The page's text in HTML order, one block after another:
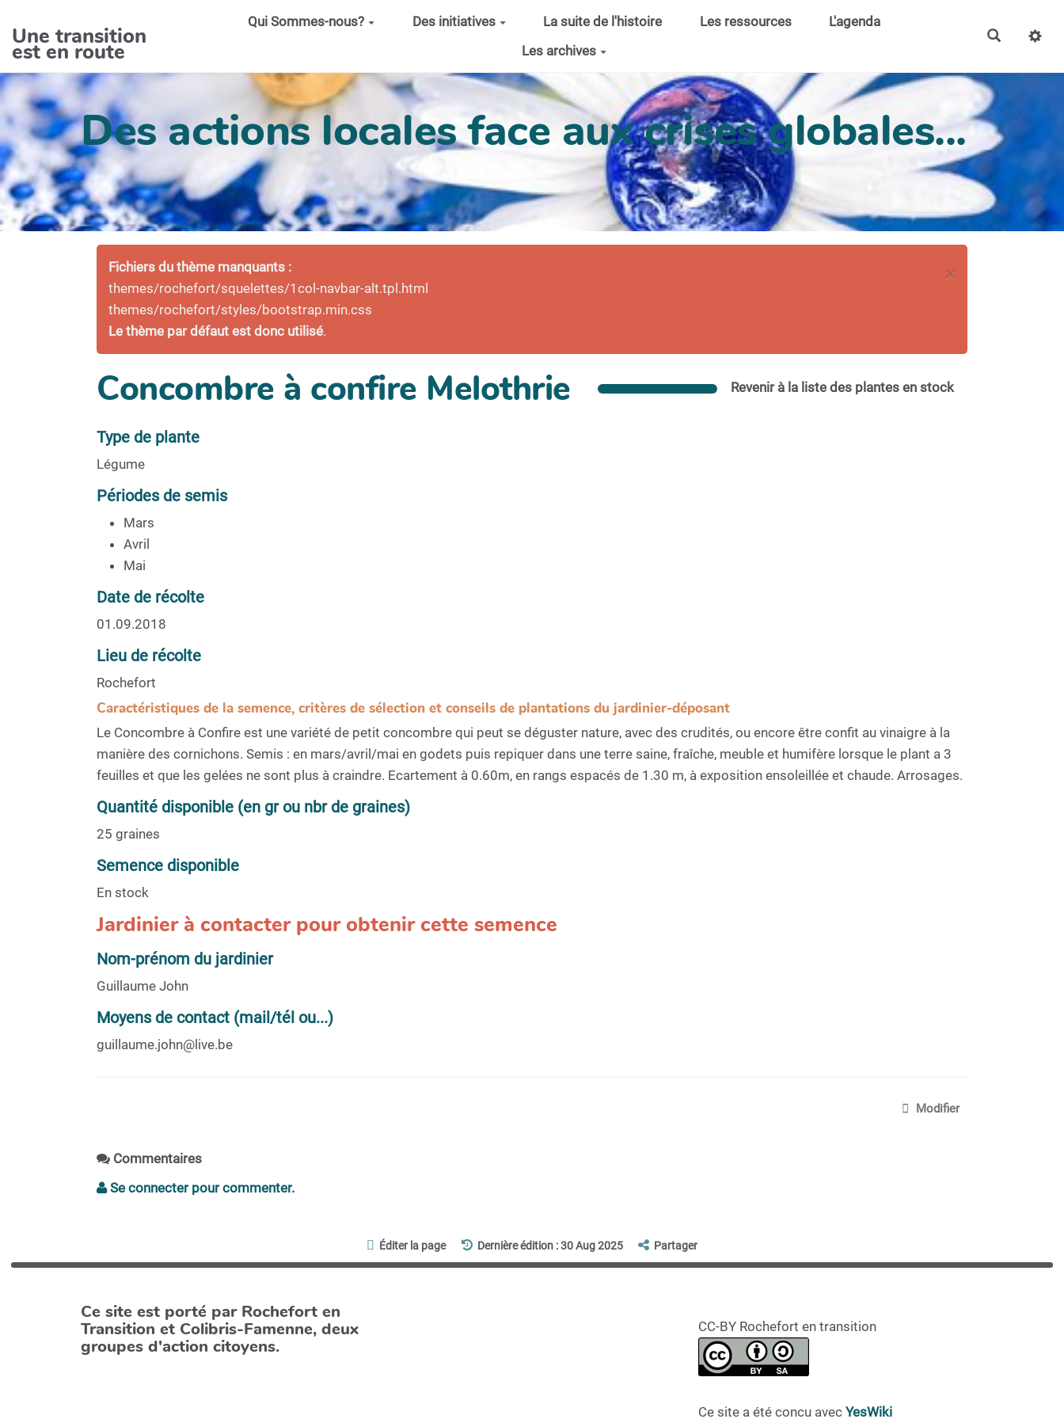
Une transition
est en route
Qui Sommes-nous? Des initiatives La suite de l'histoire Les ressources
L'agenda
Les archives
Des actions locales face aux crises globales...
×
Fichiers du thème manquants :
themes/rochefort/squelettes/1col-navbar-alt.tpl.html
themes/rochefort/styles/bootstrap.min.css
Le thème par défaut est donc utilisé.
Revenir à la liste des plantes en stock
Concombre à confire Melothrie
Type de plante
Légume
Périodes de semis
Mars
Avril
Mai
Date de récolte
01.09.2018
Lieu de récolte
Rochefort
Caractéristiques de la semence, critères de sélection et conseils de plantations du jardinier-déposant
Le Concombre à Confire est une variété de petit concombre qui peut se déguster nature, avec des crudités, ou encore être confit au vinaigre à la
manière des cornichons. Semis : en mars/avril/mai en godets puis repiquer dans une terre saine, fraîche, meuble et humifère lorsque le plant a 3
feuilles et que les gelées ne sont plus à craindre. Ecartement à 0.60m, en rangs espacés de 1.30 m, à exposition ensoleillée et chaude. Arrosages.
Quantité disponible (en gr ou nbr de graines)
25 graines
Semence disponible
En stock
Jardinier à contacter pour obtenir cette semence
Nom-prénom du jardinier
Guillaume John
Moyens de contact (mail/tél ou...)
guillaume.john@live.be
Modifier
Commentaires
Se connecter pour commenter.
Éditer la page Dernière édition : 30 Aug 2025 Partager
Ce site est porté par Rochefort en
Transition et Colibris-Famenne, deux
groupes d'action citoyens.
CC-BY Rochefort en transition
Ce site a été concu avec YesWiki